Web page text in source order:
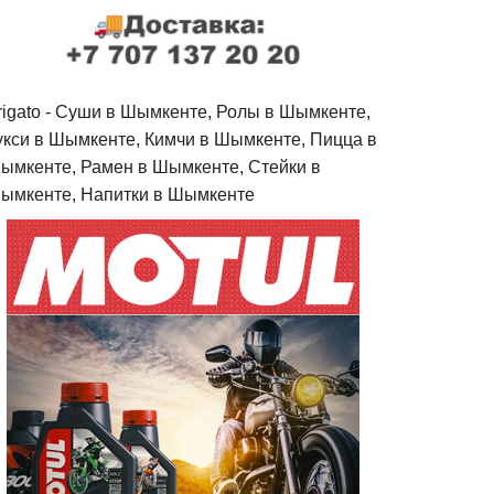
- Cуши в Шымкенте, Ролы в Шымкенте,
в Шымкенте, Кимчи в Шымкенте, Пицца в
Рамен в Шымкенте, Стейки в
Напитки в Шымкенте